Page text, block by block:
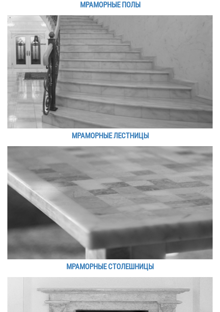
МРАМОРНЫЕ ПОЛЫ
МРАМОРНЫЕ ЛЕСТНИЦЫ
МРАМОРНЫЕ СТОЛЕШНИЦЫ